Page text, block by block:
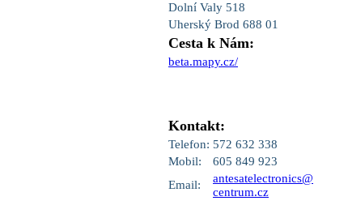
Dolní Valy 518
Uherský Brod 688 01
Cesta k Nám:
beta.mapy.cz/
Kontakt:
Telefon: 572 632 338
Mobil:
605 849 923
Email:
antesatelectronics@
centrum.cz